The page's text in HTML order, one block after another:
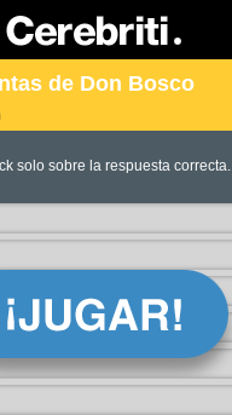
de Don Bosco
solo sobre la respuesta correcta.